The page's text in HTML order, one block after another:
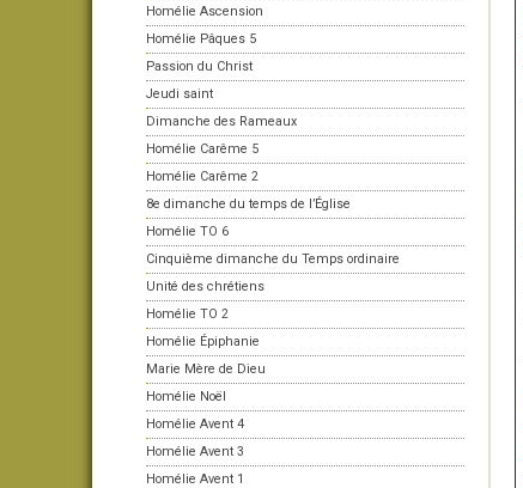
Homélie Ascension
Homélie Pâques 5
Passion du Christ
Jeudi saint
Dimanche des Rameaux
Homélie Carême 5
Homélie Carême 2
8e dimanche du temps de l’Église
Homélie TO 6
Cinquième dimanche du Temps ordinaire
Unité des chrétiens
Homélie TO 2
Homélie Épiphanie
Marie Mère de Dieu
Homélie Noël
Homélie Avent 4
Homélie Avent 3
Homélie Avent 1